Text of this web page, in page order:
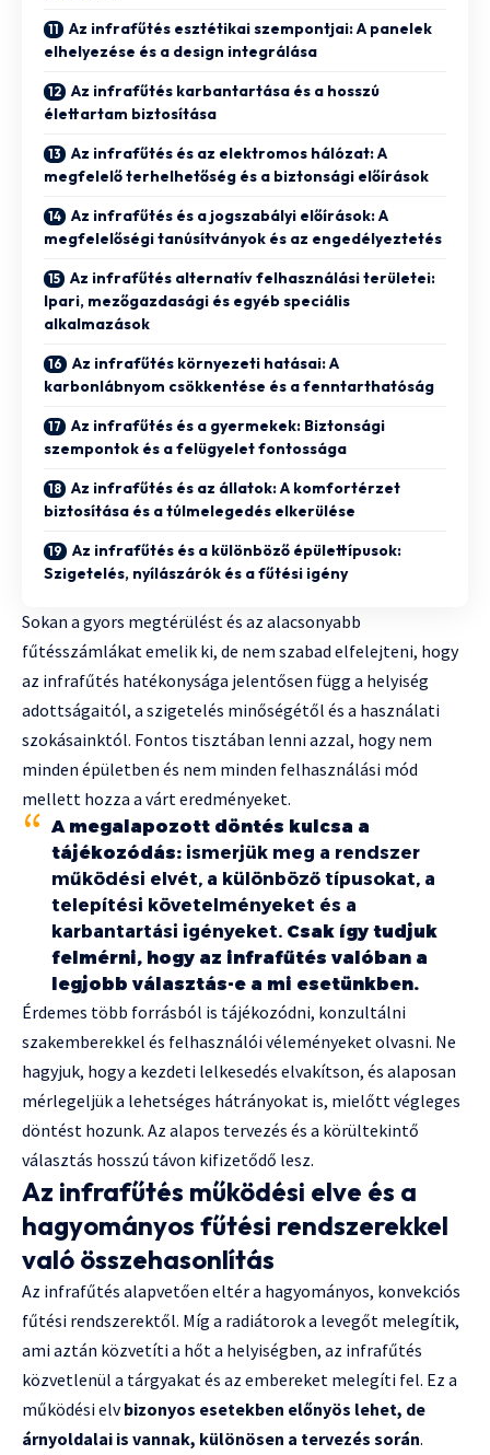
Az infrafűtés esztétikai szempontjai: A panelek
elhelyezése és a design integrálása
Az infrafűtés karbantartása és a hosszú
élettartam biztosítása
Az infrafűtés és az elektromos hálózat: A
megfelelő terhelhetőség és a biztonsági előírások
Az infrafűtés és a jogszabályi előírások: A
megfelelőségi tanúsítványok és az engedélyeztetés
Az infrafűtés alternatív felhasználási területei:
Ipari, mezőgazdasági és egyéb speciális
alkalmazások
Az infrafűtés környezeti hatásai: A
karbonlábnyom csökkentése és a fenntarthatóság
Az infrafűtés és a gyermekek: Biztonsági
szempontok és a felügyelet fontossága
Az infrafűtés és az állatok: A komfortérzet
biztosítása és a túlmelegedés elkerülése
Az infrafűtés és a különböző épülettípusok:
Szigetelés, nyílászárók és a fűtési igény
Sokan a gyors megtérülést és az alacsonyabb
fűtésszámlákat emelik ki, de nem szabad elfelejteni, hogy
az infrafűtés hatékonysága jelentősen függ a helyiség
adottságaitól, a szigetelés minőségétől és a használati
szokásainktól. Fontos tisztában lenni azzal, hogy nem
minden épületben és nem minden felhasználási mód
mellett hozza a várt eredményeket.
A megalapozott döntés kulcsa a
tájékozódás: ismerjük meg a rendszer
működési elvét, a különböző típusokat, a
telepítési követelményeket és a
karbantartási igényeket. Csak így tudjuk
felmérni, hogy az infrafűtés valóban a
legjobb választás-e a mi esetünkben.
Érdemes több forrásból is tájékozódni, konzultálni
szakemberekkel és felhasználói véleményeket olvasni. Ne
hagyjuk, hogy a kezdeti lelkesedés elvakítson, és alaposan
mérlegeljük a lehetséges hátrányokat is, mielőtt végleges
döntést hozunk. Az alapos tervezés és a körültekintő
választás hosszú távon kifizetődő lesz.
Az infrafűtés működési elve és a
hagyományos fűtési rendszerekkel
való összehasonlítás
Az infrafűtés alapvetően eltér a hagyományos, konvekciós
fűtési rendszerektől. Míg a radiátorok a levegőt melegítik,
ami aztán közvetíti a hőt a helyiségben, az infrafűtés
közvetlenül a tárgyakat és az embereket melegíti fel. Ez a
működési elvbizonyos esetekben előnyös lehet, de
árnyoldalai is vannak, különösen a tervezés során.